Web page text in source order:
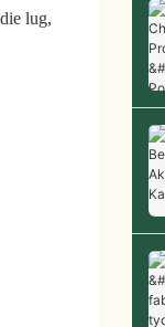
lug,